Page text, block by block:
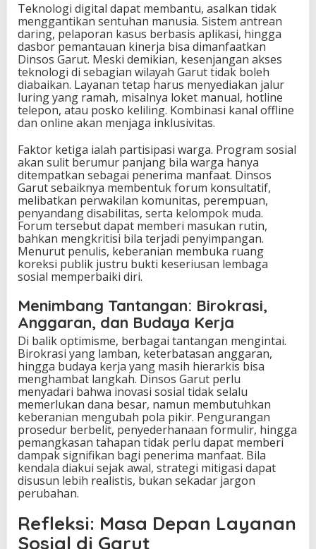
Teknologi digital dapat membantu, asalkan tidak
menggantikan sentuhan manusia. Sistem antrean
daring, pelaporan kasus berbasis aplikasi, hingga
dasbor pemantauan kinerja bisa dimanfaatkan
Dinsos Garut. Meski demikian, kesenjangan akses
teknologi di sebagian wilayah Garut tidak boleh
diabaikan. Layanan tetap harus menyediakan jalur
luring yang ramah, misalnya loket manual, hotline
telepon, atau posko keliling. Kombinasi kanal offline
dan online akan menjaga inklusivitas.
Faktor ketiga ialah partisipasi warga. Program sosial
akan sulit berumur panjang bila warga hanya
ditempatkan sebagai penerima manfaat. Dinsos
Garut sebaiknya membentuk forum konsultatif,
melibatkan perwakilan komunitas, perempuan,
penyandang disabilitas, serta kelompok muda.
Forum tersebut dapat memberi masukan rutin,
bahkan mengkritisi bila terjadi penyimpangan.
Menurut penulis, keberanian membuka ruang
koreksi publik justru bukti keseriusan lembaga
sosial memperbaiki diri.
Menimbang Tantangan: Birokrasi,
Anggaran, dan Budaya Kerja
Di balik optimisme, berbagai tantangan mengintai.
Birokrasi yang lamban, keterbatasan anggaran,
hingga budaya kerja yang masih hierarkis bisa
menghambat langkah. Dinsos Garut perlu
menyadari bahwa inovasi sosial tidak selalu
memerlukan dana besar, namun membutuhkan
keberanian mengubah pola pikir. Pengurangan
prosedur berbelit, penyederhanaan formulir, hingga
pemangkasan tahapan tidak perlu dapat memberi
dampak signifikan bagi penerima manfaat. Bila
kendala diakui sejak awal, strategi mitigasi dapat
disusun lebih realistis, bukan sekadar jargon
perubahan.
Refleksi: Masa Depan Layanan
Sosial di Garut